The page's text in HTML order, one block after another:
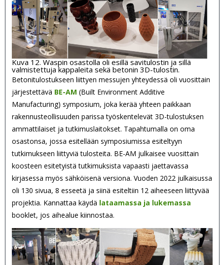
Kuva 12. Waspin osastolla oli esillä savitulostin ja sillä
valmistettuja kappaleita sekä betonin 3D-tulostin.
Betonitulostukseen liittyen messujen yhteydessä oli vuosittain
järjestettävä BE-AM (Built Environment Additive
Manufacturing) symposium, joka kerää yhteen paikkaan
rakennusteollisuuden parissa työskentelevät 3D-tulostuksen
ammattilaiset ja tutkimuslaitokset. Tapahtumalla on oma
osastonsa, jossa esitellään symposiumissa esiteltyyn
tutkimukseen liittyviä tulosteita. BE-AM julkaisee vuosittain
koosteen esitetyistä tutkimuksista vapaasti jaettavassa
kirjasessa myös sähköisenä versiona. Vuoden 2022 julkaisussa
oli 130 sivua, 8 esseetä ja siinä esiteltiin 12 aiheeseen liittyvää
projektia. Kannattaa käydä lataamassa ja lukemassa
booklet, jos aihealue kiinnostaa.